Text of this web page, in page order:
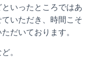
いったところではあ
いただき、時間こそ
だいております。
。